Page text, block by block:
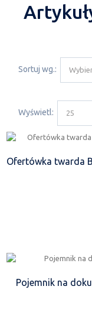
Sortuj wg.:
Wyświetl:
Ofertówka twarda
Pojemnik na